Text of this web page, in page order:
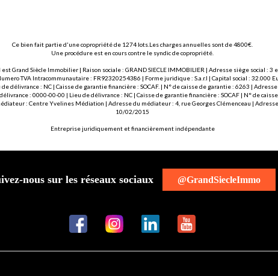
Ce bien fait partie d'une copropriété de 1274 lots.Les charges annuelles sont de 4800€.
Une procédure est en cours contre le syndic de copropriété.
Siècle Immobilier | Raison sociale : GRAND SIECLE IMMOBILIER | Adresse siège social : 3
TVA Intracommunautaire : FR92320254386 | Forme juridique : S.a.r.l | Capital social : 32.000
délivrance : NC | Caisse de garantie financière : SOCAF. | N° de caisse de garantie : 6263 |
: 0000-00-00 | Lieu de délivrance : NC | Caisse de garantie financière : SOCAF | N° de
: Centre Yvelines Médiation | Adresse du médiateur : 4, rue Georges Clémenceau |
10/02/2015
Entreprise juridiquement et financièrement indépendante
nous sur les réseaux sociaux @GrandSiecleImmo